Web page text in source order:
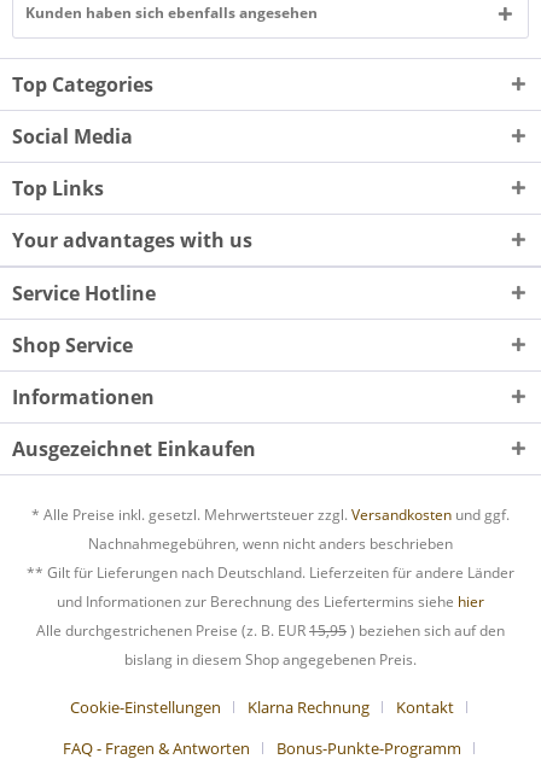
Kunden haben sich ebenfalls angesehen
Top Categories
Social Media
Top Links
Your advantages with us
Service Hotline
Shop Service
Informationen
Ausgezeichnet Einkaufen
* Alle Preise inkl. gesetzl. Mehrwertsteuer zzgl. Versandkosten und ggf.
Nachnahmegebühren, wenn nicht anders beschrieben
** Gilt für Lieferungen nach Deutschland. Lieferzeiten für andere Länder
und Informationen zur Berechnung des Liefertermins siehe hier
Alle durchgestrichenen Preise (z. B. EUR15,95) beziehen sich auf den
bislang in diesem Shop angegebenen Preis.
Cookie-Einstellungen Klarna Rechnung
Kontakt
FAQ - Fragen & Antworten
Bonus-Punkte-Programm